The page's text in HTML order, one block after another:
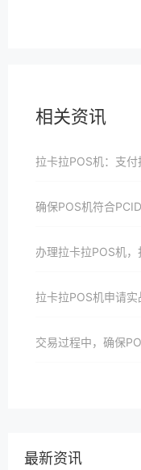
相关资讯
拉卡拉POS机：支付技术的新
确保POS机符合PCIDSS支付卡行业数据安全标
办理拉卡拉POS机，打造智能便捷安全的收银系统，引领支付行业创新与
拉卡拉POS机申请实战分享：如何提升支付
交易过程中，确保POS机屏幕显示的信息准确无
最新资讯